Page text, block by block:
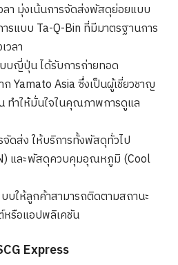
ลา มุ่งเน้นการจัดส่งพัสดุย่อยแบบ
ารแบบ Ta-Q-Bin ที่มีมาตรฐานการ
วลา
บญี่ปุ่น ได้รับการถ่ายทอด
Yamato Asia ซึ่งเป็นผู้เชี่ยวชาญ
ทำให้มั่นใจในคุณภาพการดูแล
จัดส่ง ให้บริการทั้งพัสดุทั่วไป
และพัสดุควบคุมอุณหภูมิ (Cool
ให้ลูกค้าสามารถติดตามสถานะ
หรือแอปพลิเคชัน
Express